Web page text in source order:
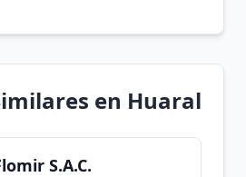
en Huaral
S.A.C.